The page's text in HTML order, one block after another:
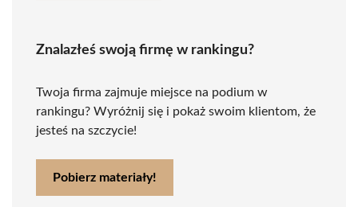
Znalazłeś swoją firmę w rankingu?
Twoja firma zajmuje miejsce na podium w
rankingu? Wyróżnij się i pokaż swoim klientom, że
jesteś na szczycie!
Pobierz materiały!